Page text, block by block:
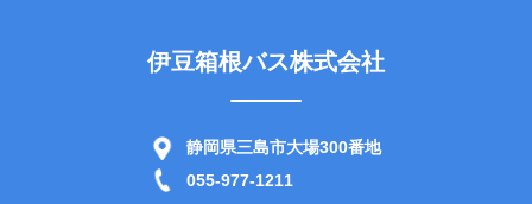
伊豆箱根バス株式会社
静岡県三島市大場300番地
055-977-1211